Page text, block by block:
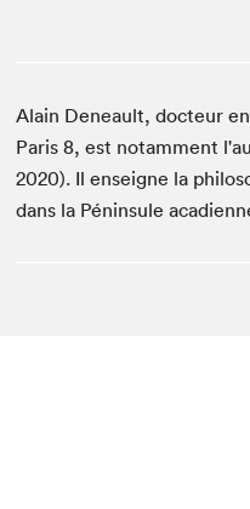
Alain Deneault, docteur
Paris 8, est notamment
2020). Il enseigne la
dans la Péninsule